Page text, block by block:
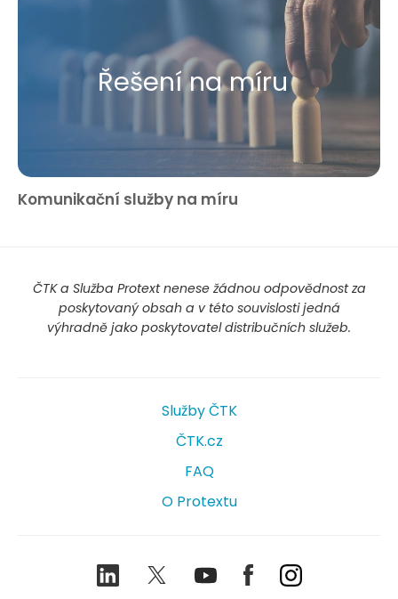
Řešení na míru
Komunikační služby na míru
ČTK a Služba Protext nenese žádnou odpovědnost za
poskytovaný obsah a v této souvislosti jedná
výhradně jako poskytovatel distribučních služeb.
Služby ČTK
ČTK.cz
FAQ
O Protextu
LinkedIn TwitterYoutubeFacebookInstagram